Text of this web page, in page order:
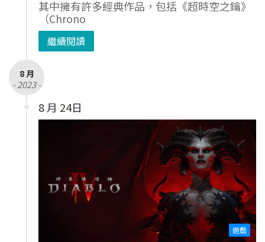
其中擁有許多經典作品，包括《超時空之鑰》
（Chrono
繼續閱讀
8 月
- 2023 -
8 月 24日
遊戲